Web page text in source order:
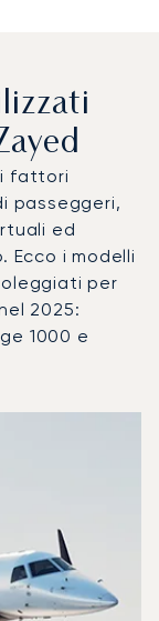
fattori
passeggeri,
ed
Ecco i modelli
per
2025:
1000 e